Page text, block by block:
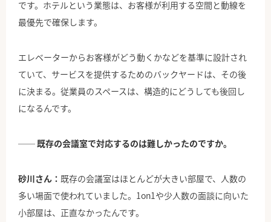
です。ホテルという業態は、お客様が利用する空間と動線を
最優先で確保します。
エレベーターからお客様がどう動くかなどを基準に設計され
ていて、サービスを提供するためのバックヤードは、その後
に決まる。従業員のスペースは、構造的にどうしても後回し
になるんです。
── 既存の会議室で対応するのは難しかったのですか。
砂川さん： 既存の会議室はほとんどが大きい部屋で、人数の
多い場面で使われていました。1on1や少人数の面談に向いた
小部屋は、正直なかったんです。